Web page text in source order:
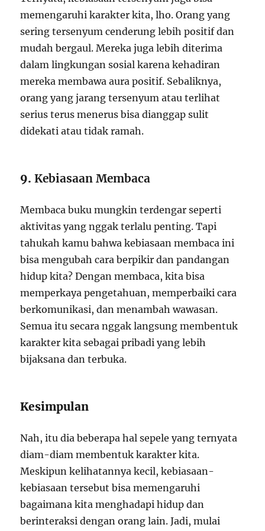
memengaruhi karakter kita, lho. Orang yang
sering tersenyum cenderung lebih positif dan
mudah bergaul. Mereka juga lebih diterima
dalam lingkungan sosial karena kehadiran
mereka membawa aura positif. Sebaliknya,
orang yang jarang tersenyum atau terlihat
serius terus menerus bisa dianggap sulit
didekati atau tidak ramah.
9.Kebiasaan Membaca
Membaca buku mungkin terdengar seperti
aktivitas yang nggak terlalu penting. Tapi
tahukah kamu bahwa kebiasaan membaca ini
bisa mengubah cara berpikir dan pandangan
hidup kita? Dengan membaca, kita bisa
memperkaya pengetahuan, memperbaiki cara
berkomunikasi, dan menambah wawasan.
Semua itu secara nggak langsung membentuk
karakter kita sebagai pribadi yang lebih
bijaksana dan terbuka.
Kesimpulan
Nah, itu dia beberapa hal sepele yang ternyata
diam-diam membentuk karakter kita.
Meskipun kelihatannya kecil, kebiasaan-
kebiasaan tersebut bisa memengaruhi
bagaimana kita menghadapi hidup dan
berinteraksi dengan orang lain. Jadi, mulai